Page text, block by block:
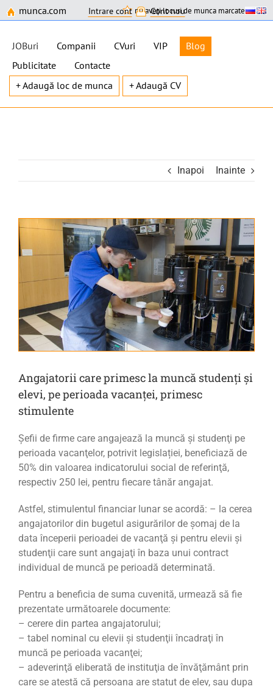
munca.com Intrare cont Cont nou
nu aveți locuri de munca marcate
JOBuri Companii CVuri VIP
Blog
Publicitate
Contacte
+ Adaugă loc de munca
+ Adaugă CV
content
Inapoi Inainte
View
Larger
Image
Angajatorii care primesc la muncă studenți și
elevi, pe perioada vacanței, primesc
stimulente
Șefii de firme care angajează la muncă şi studenţi pe
perioada vacanţelor, potrivit legislației, beneficiază de
50% din valoarea indicatorului social de referinţă,
respectiv 250 lei, pentru fiecare tânăr angajat.
Astfel, stimulentul financiar lunar se acordă: – la cerea
angajatorilor din bugetul asigurărilor de şomaj de la
data începerii perioadei de vacanţă și pentru elevii şi
studenţii care sunt angajaţi în baza unui contract
individual de muncă pe perioadă determinată.
Pentru a beneficia de suma cuvenită, urmează să fie
prezentate următoarele documente:
– cerere din partea angajatorului;
– tabel nominal cu elevii şi studenţii încadraţi în
muncă pe perioada vacanţei;
– adeverinţă eliberată de instituţia de învăţământ prin
care se atestă că persoana are statut de elev, sau dupa